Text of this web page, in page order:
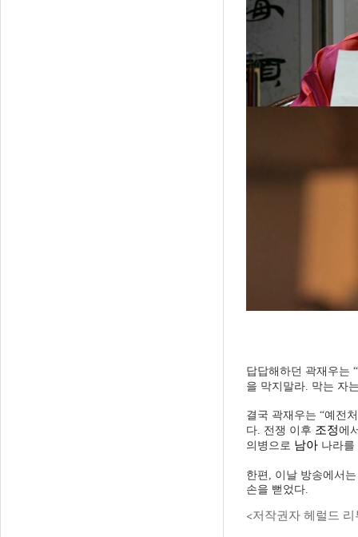
답답해하던 곽재우는
을 막지말라. 막는 자
결국 곽재우는 “예전
다. 전쟁 이후 조정에
의병으로 남아 나라
한편, 이날 방송에서
손을 뻗었다.
<저작권자 헤럴드